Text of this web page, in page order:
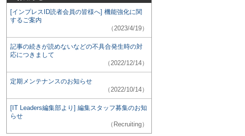
[インプレスID読者会員の皆様へ] 機能強化に関
するご案内
（2023/4/19）
記事の続きが読めないなどの不具合発生時の対
応につきまして
（2022/12/14）
定期メンテナンスのお知らせ
（2022/10/14）
[IT Leaders編集部より] 編集スタッフ募集のお知
らせ
（Recruiting）